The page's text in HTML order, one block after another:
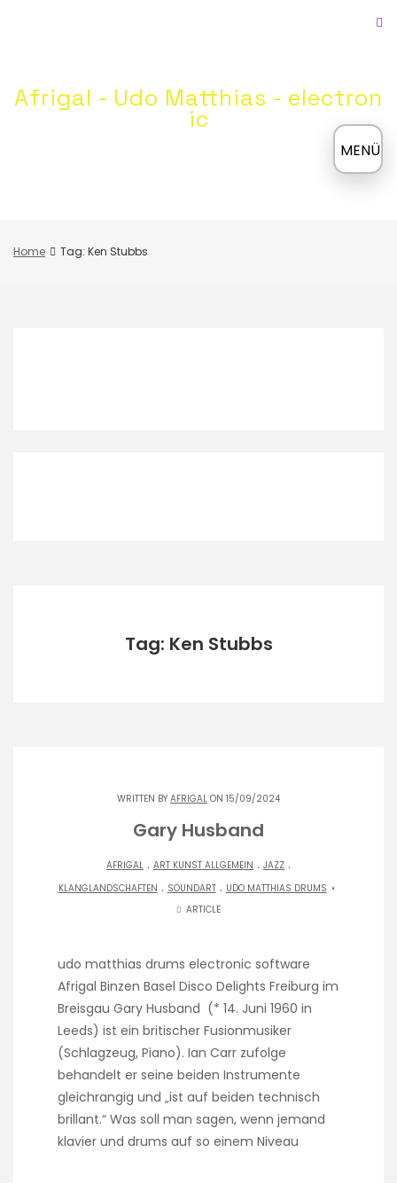
Afrigal - Udo Matthias - electron
ic
Home Tag: Ken Stubbs
≡
Tag: Ken Stubbs
WRITTEN BY AFRIGAL ON 15/09/2024
Gary Husband
AFRIGAL . ART KUNST ALLGEMEIN . JAZZ .
KLANGLANDSCHAFTEN . SOUNDART. UDO MATTHIAS DRUMS
ARTICLE
udo matthias drums electronic software
Afrigal Binzen Basel Disco Delights Freiburg im
Breisgau Gary Husband (* 14. Juni 1960 in
Leeds) ist ein britischer Fusionmusiker
(Schlagzeug, Piano). Ian Carr zufolge
behandelt er seine beiden Instrumente
gleichrangig und „ist auf beiden technisch
brillant.“ Was soll man sagen, wenn jemand
klavier und drums auf so einem Niveau
MENÜ